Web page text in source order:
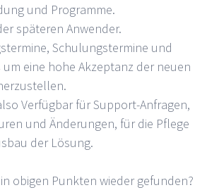
und Programme.
späteren Anwender.
Schulungstermine und
eine hohe Akzeptanz der neuen
Verfügbar für Support-Anfragen,
und Änderungen, für die Pflege
der Lösung.
obigen Punkten wieder gefunden?